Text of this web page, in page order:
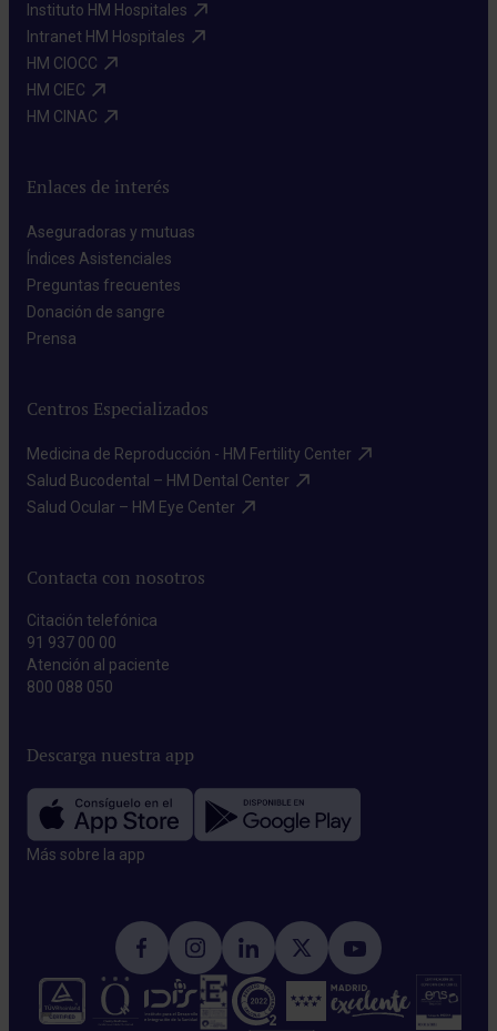
Instituto HM Hospitales​
Intranet HM Hospitales​
HM CIOCC​
HM CIEC​
HM CINAC​
Enlaces de interés
Aseguradoras y mutuas​
Índices Asistenciales​
Preguntas frecuentes​
Donación de sangre​
Prensa​
Centros Especializados
Medicina de Reproducción - HM Fertility Center​
Salud Bucodental – HM Dental Center​
Salud Ocular – HM Eye Center​
Contacta con nosotros
Citación telefónica
91 937 00 00
Atención al paciente
800 088 050
Descarga nuestra app
Más sobre la app​